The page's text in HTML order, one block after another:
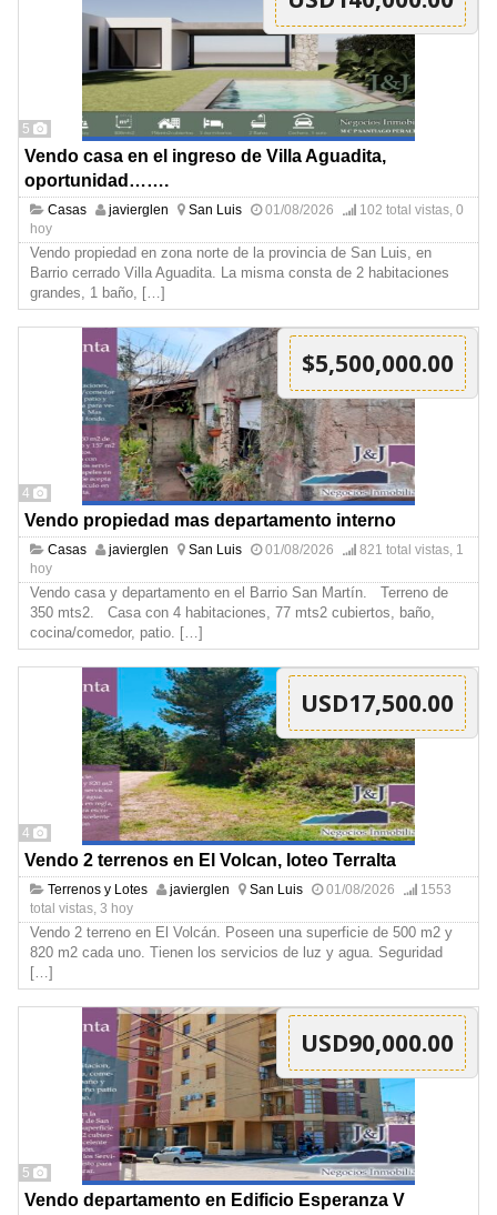
5
Vendo casa en el ingreso de Villa Aguadita,
oportunidad…….
Casas javierglen San Luis 01/08/2026
102 total vistas, 0
hoy
Vendo propiedad en zona norte de la provincia de San Luis, en
Barrio cerrado Villa Aguadita. La misma consta de 2 habitaciones
grandes, 1 baño, […]
4
$5,500,000.00
Vendo propiedad mas departamento interno
Casas javierglen San Luis 01/08/2026
821 total vistas, 1
hoy
Vendo casa y departamento en el Barrio San Martín. Terreno de
350 mts2. Casa con 4 habitaciones, 77 mts2 cubiertos, baño,
cocina/comedor, patio. […]
4
USD17,500.00
Vendo 2 terrenos en El Volcan, loteo Terralta
Terrenos y Lotes javierglen San Luis 01/08/2026
1553
total vistas, 3 hoy
Vendo 2 terreno en El Volcán. Poseen una superficie de 500 m2 y
820 m2 cada uno. Tienen los servicios de luz y agua. Seguridad
[…]
5
USD90,000.00
Vendo departamento en Edificio Esperanza V